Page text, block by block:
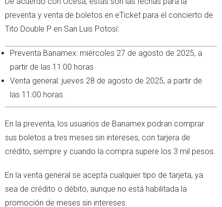
preventa y venta de boletos en eTicket para el concierto de
Tito Double P en San Luis Potosí:
Preventa Banamex: miércoles 27 de agosto de 2025, a
partir de las 11:00 horas
Venta general: jueves 28 de agosto de 2025, a partir de
las 11:00 horas.
En la preventa, los usuarios de Banamex podran comprar
sus boletos a tres meses sin intereses, con tarjera de
crédito, siempre y cuando la compra supere los 3 mil pesos.
En la venta general se acepta cualquier tipo de tarjeta, ya
sea de crédito o débito, aunque no está habilitada la
promoción de meses sin intereses.